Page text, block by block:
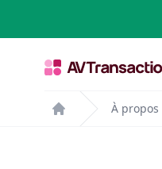
Home
À propos